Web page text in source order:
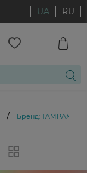
UA RU
/ Бренд: TAMPAX